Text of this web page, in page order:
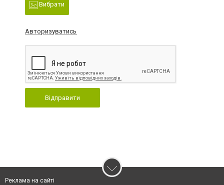
Вибрати
Авторизуватись
Відправити
Реклама на сайті